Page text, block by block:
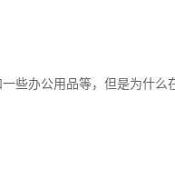
些办公用品等，但是为什